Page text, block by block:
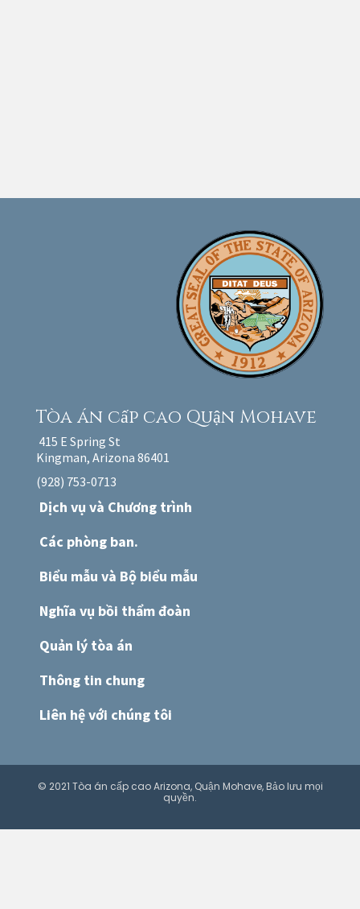
Tòa án cấp cao Quận Mohave
415 E Spring St
Kingman, Arizona 86401
(928) 753-0713
Dịch vụ và Chương trình
Các phòng ban.
Biểu mẫu và Bộ biểu mẫu
Nghĩa vụ bồi thẩm đoàn
Quản lý tòa án
Thông tin chung
Liên hệ với chúng tôi
© 2021 Tòa án cấp cao Arizona, Quận Mohave, Bảo lưu mọi
quyền.